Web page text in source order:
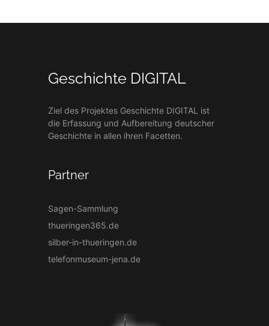
Geschichte DIGITAL
Ziel des Projektes Geschichte DIGITAL ist
die Erfassung und Aufbereitung deutscher
Geschichte in allen ihren Facetten.
Partner
Sagen-Sammlung
thueringen365.de
silber-in-thueringen.de
telefonmuseum-jena.de